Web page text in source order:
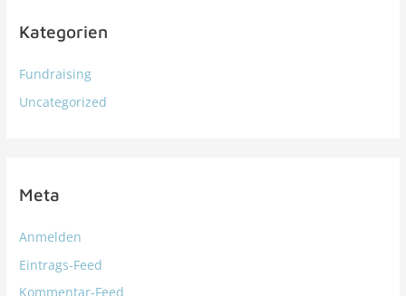
Kategorien
Fundraising
Uncategorized
Meta
Anmelden
Eintrags-Feed
Kommentar-Feed